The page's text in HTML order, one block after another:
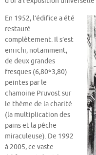
En 1952, l’édifice a été
restauré
complètement. Il s’est
enrichi, notamment,
de deux grandes
fresques (6,80*3,80)
peintes par le
chamoine Pruvost sur
le thème de la charité
(la multiplication des
pains et la pêche
miraculeuse). De 1992
à 2005, ce vaste